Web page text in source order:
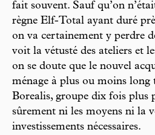
fait souvent. Sauf qu’on
règne Elf-Total ayant duré
on va certainement y perdre
voit la vétusté des ateliers et
on se doute que le nouvel
ménage à plus ou moins
Borealis, groupe dix fois plus
sûrement ni les moyens ni la
investissements nécessaires.